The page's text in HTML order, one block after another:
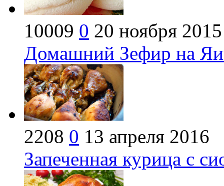
10009 0 20 ноября 2015
Домашний Зефир на
2208 0 13 апреля 2016
Запеченная курица с